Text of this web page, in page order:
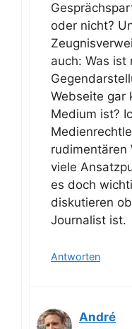
oder nicht?
auch: Was ist
Webseite gar
Medium ist?
rudimentären
viele
es doch
diskutieren
Journalist ist.
Antworten
André